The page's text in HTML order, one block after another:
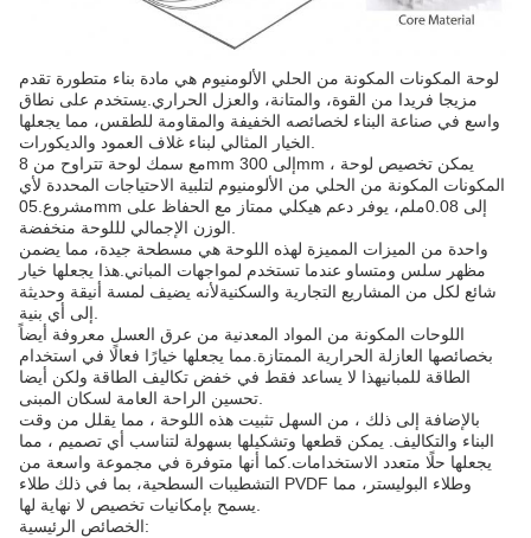
لوحة المكونات المكونة من الحلي الألومنيوم هي مادة بناء متطورة تقدم
مزيجا فريدا من القوة، والمتانة، والعزل الحراري.يستخدم على نطاق
واسع في صناعة البناء لخصائصه الخفيفة والمقاومة للطقس، مما يجعلها
الخيار المثالي لبناء غلاف العمود والديكورات.
مع سمك لوحة تتراوح من 8mm إلى 300mm ، يمكن تخصيص لوحة
المكونات المكونة من الحلي من الألومنيوم لتلبية الاحتياجات المحددة لأي
مشروع.05mm إلى 0.08ملم، يوفر دعم هيكلي ممتاز مع الحفاظ على
الوزن الإجمالي لللوحة منخفضة.
واحدة من الميزات المميزة لهذه اللوحة هي مسطحة جيدة، مما يضمن
مظهر سلس ومتساو عندما تستخدم لمواجهات المباني.هذا يجعلها خيار
شائع لكل من المشاريع التجارية والسكنيةلأنه يضيف لمسة أنيقة وحديثة
إلى أي بنية.
اللوحات المكونة من المواد المعدنية من عرق العسل معروفة أيضاً
بخصائصها العازلة الحرارية الممتازة.مما يجعلها خيارًا فعالًا في استخدام
الطاقة للمبانيهذا لا يساعد فقط في خفض تكاليف الطاقة ولكن أيضا
تحسين الراحة العامة لسكان المبنى.
بالإضافة إلى ذلك ، من السهل تثبيت هذه اللوحة ، مما يقلل من وقت
البناء والتكاليف. يمكن قطعها وتشكيلها بسهولة لتناسب أي تصميم ، مما
يجعلها حلًا متعدد الاستخدامات.كما أنها متوفرة في مجموعة واسعة من
التشطيبات السطحية، بما في ذلك طلاء PVDF وطلاء البوليستر، مما
يسمح بإمكانيات تخصيص لا نهاية لها.
الخصائص الرئيسية: